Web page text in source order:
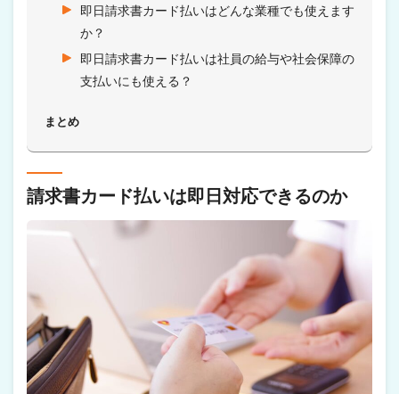
即日請求書カード払いはどんな業種でも使えます
か？
即日請求書カード払いは社員の給与や社会保障の
支払いにも使える？
まとめ
請求書カード払いは即日対応できるのか